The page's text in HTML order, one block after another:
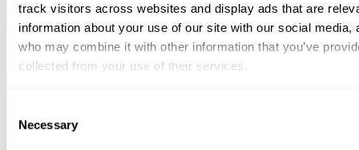
track visitors across websites and display ads that are
information about your use of our site with our social
who may combine it with other information that you’ve
collected from your use of their services.
bottom of the webpage.
Selection
Necessary
Yrityksen käyvän arvon määrittäminen – mitä KHO:n
tuoreet ratkaisut tarkoittavat käytännössä?